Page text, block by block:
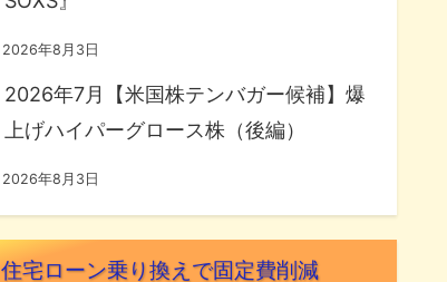
2026年8月3日
2026年7月【米国株テンバガー候補】爆
上げハイパーグロース株（後編）
2026年8月3日
住宅ローン乗り換えで固定費削減